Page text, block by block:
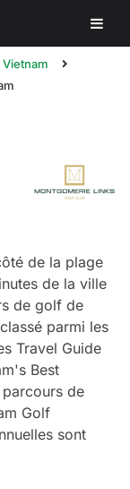
de la plage
de la ville
de golf de
parmi les
Travel Guide
Best
de
Golf
sont